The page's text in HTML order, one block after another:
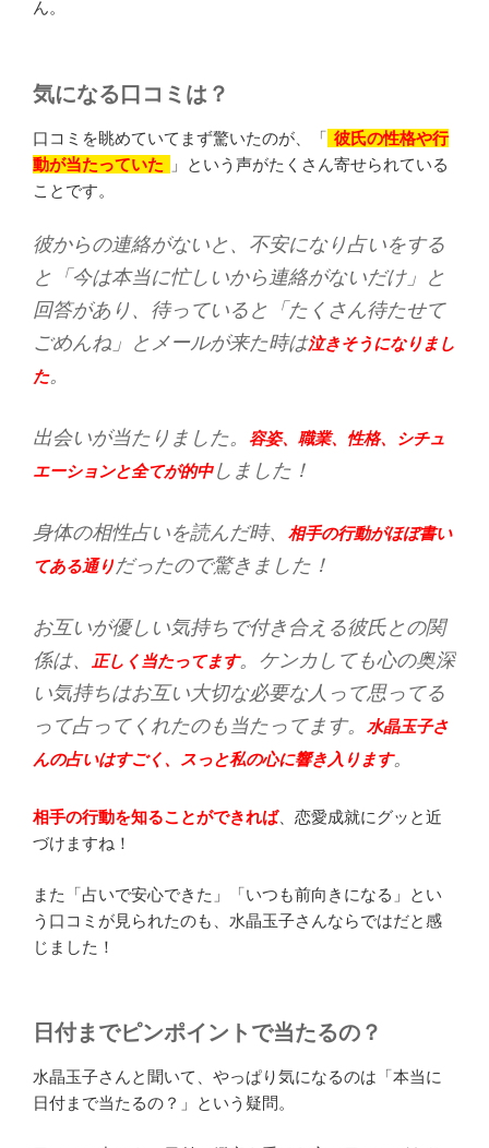
ん。
気になる口コミは？
口コミを眺めていてまず驚いたのが、「 彼氏の性格や行
動が当たっていた
」という声がたくさん寄せられている
ことです。
彼からの連絡がないと、不安になり占いをする
と「今は本当に忙しいから連絡がないだけ」と
回答があり、待っていると「たくさん待たせて
ごめんね」とメールが来た時は泣きそうになりまし
た。
出会いが当たりました。
容姿、職業、性格、シチュ
エーションと全てが的中しました！
身体の相性占いを読んだ時、 相手の行動がほぼ書い
てある通りだったので驚きました！
お互いが優しい気持ちで付き合える彼氏との関
係は、
正しく当たってます。ケンカしても心の奥深
い気持ちはお互い大切な必要な人って思ってる
って占ってくれたのも当たってます。
水晶玉子さ
んの占いはすごく、スっと私の心に響き入ります。
相手の行動を知ることができれば、恋愛成就にグッと近
づけますね！
また「占いで安心できた」「いつも前向きになる」とい
う口コミが見られたのも、水晶玉子さんならではだと感
じました！
日付までピンポイントで当たるの？
水晶玉子さんと聞いて、やっぱり気になるのは「本当に
日付まで当たるの？」という疑問。